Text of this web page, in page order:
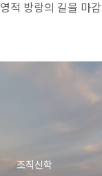
본문 바로가기
영적 방랑의 길을 마
조직신학